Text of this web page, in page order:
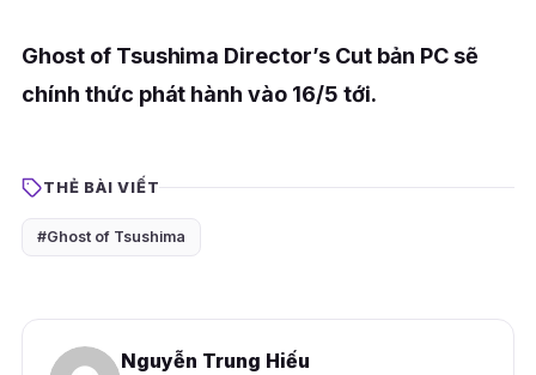
Ghost of Tsushima Director’s Cut bản PC sẽ
chính thức phát hành vào 16/5 tới.
THẺ BÀI VIẾT
#Ghost of Tsushima
Nguyễn Trung Hiếu